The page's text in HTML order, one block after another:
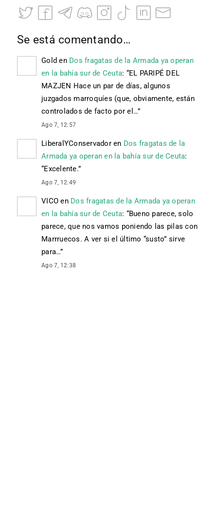
Se está comentando…
Gold en Dos fragatas de la Armada ya operan
en la bahía sur de Ceuta: “EL PARIPÉ DEL
MAZJEN Hace un par de días, algunos
juzgados marroquíes (que, obviamente, están
controlados de facto por el…”
Ago 7, 12:57
LiberalYConservadoren Dos fragatas de la
Armada ya operan en la bahía sur de Ceuta:
“Excelente.”
Ago 7, 12:49
VICO en Dos fragatas de la Armada ya operan
en la bahía sur de Ceuta: “Bueno parece, solo
parece, que nos vamos poniendo las pilas con
Marrruecos. A ver si el último “susto” sirve
para…”
Ago 7, 12:38